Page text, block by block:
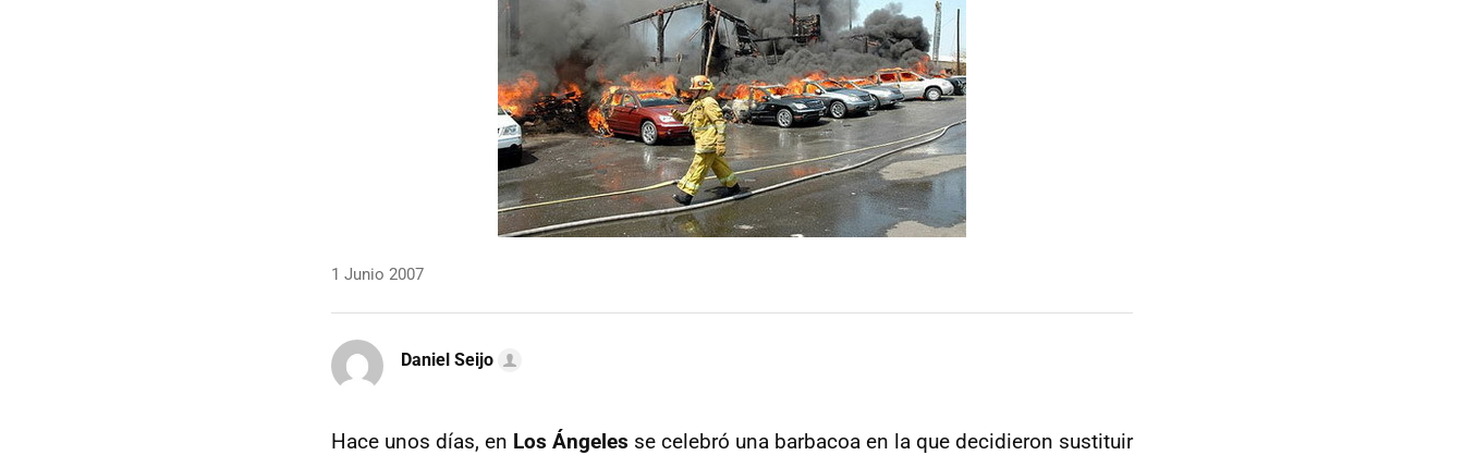
1 Junio 2007
Daniel Seijo
Hace unos días, en Los Ángeles se celebró una barbacoa en la que decidieron sustituir